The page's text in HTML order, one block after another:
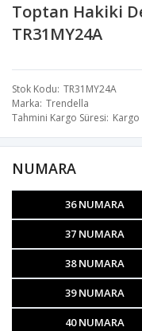
Toptan Hakiki
TR31MY24A
Stok Kodu TR31MY24A
Marka Trendella
Tahmini Kargo Süresi Kargo
NUMARA
36 NUMARA
37 NUMARA
38 NUMARA
39 NUMARA
40 NUMARA